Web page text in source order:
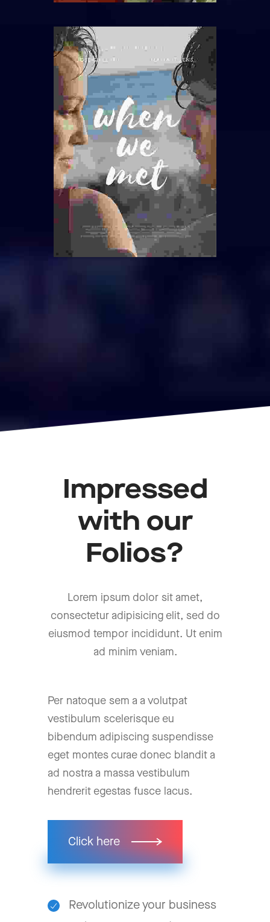
Impressed
with our
Folios?
Lorem ipsum dolor sit amet,
consectetur adipisicing elit, sed do
eiusmod tempor incididunt. Ut enim
ad minim veniam.
Per natoque sem a a volutpat
vestibulum scelerisque eu
bibendum adipiscing suspendisse
eget montes curae donec blandit a
ad nostra a massa vestibulum
hendrerit egestas fusce lacus.
Click here
Revolutionize your business